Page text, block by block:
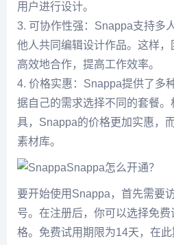
用户进行设计。
3. 可协作性强：Snappa支持多
他人共同编辑设计作品。这样
高效地合作，提高工作效率。
4. 价格实惠：Snappa提供了多
据自己的需求选择不同的套餐
具，Snappa的价格更加实惠，
素材库。
Snappa怎么开通？
要开始使用Snappa，首先需要
号。在注册后，你可以选择免
格。免费试用期限为14天，在